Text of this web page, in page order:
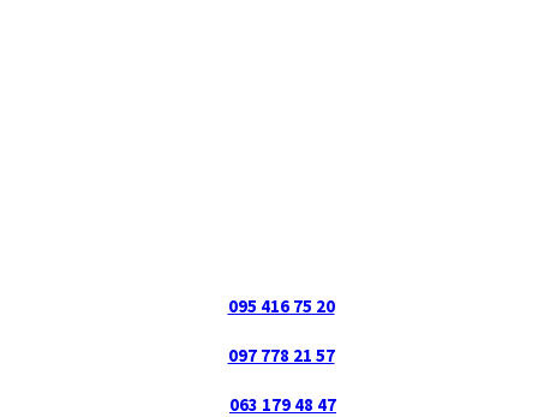
095 416 75 20
097 778 21 57
063 179 48 47